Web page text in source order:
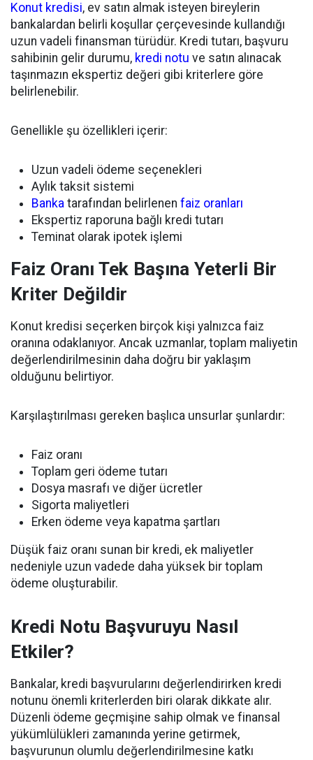
Konut kredisi, ev satın almak isteyen bireylerin
bankalardan belirli koşullar çerçevesinde kullandığı
uzun vadeli finansman türüdür. Kredi tutarı, başvuru
sahibinin gelir durumu, kredi notu ve satın alınacak
taşınmazın ekspertiz değeri gibi kriterlere göre
belirlenebilir.
Genellikle şu özellikleri içerir:
Uzun vadeli ödeme seçenekleri
Aylık taksit sistemi
Banka tarafından belirlenen faiz oranları
Ekspertiz raporuna bağlı kredi tutarı
Teminat olarak ipotek işlemi
Faiz Oranı Tek Başına Yeterli Bir
Kriter Değildir
Konut kredisi seçerken birçok kişi yalnızca faiz
oranına odaklanıyor. Ancak uzmanlar, toplam maliyetin
değerlendirilmesinin daha doğru bir yaklaşım
olduğunu belirtiyor.
Karşılaştırılması gereken başlıca unsurlar şunlardır:
Faiz oranı
Toplam geri ödeme tutarı
Dosya masrafı ve diğer ücretler
Sigorta maliyetleri
Erken ödeme veya kapatma şartları
Düşük faiz oranı sunan bir kredi, ek maliyetler
nedeniyle uzun vadede daha yüksek bir toplam
ödeme oluşturabilir.
Kredi Notu Başvuruyu Nasıl
Etkiler?
Bankalar, kredi başvurularını değerlendirirken kredi
notunu önemli kriterlerden biri olarak dikkate alır.
Düzenli ödeme geçmişine sahip olmak ve finansal
yükümlülükleri zamanında yerine getirmek,
başvurunun olumlu değerlendirilmesine katkı